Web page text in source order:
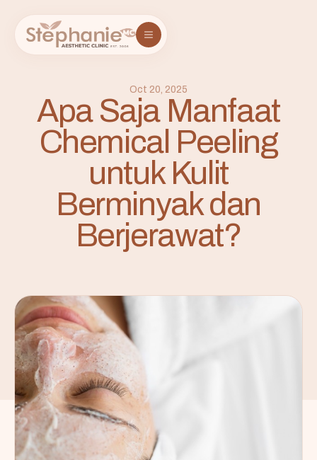
Oct 20, 2025
Apa Saja Manfaat
Chemical Peeling
untuk Kulit
Berminyak dan
Berjerawat?